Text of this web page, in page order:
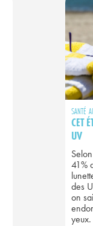
SANTÉ
CET
UV
41%
des
on
yeux.